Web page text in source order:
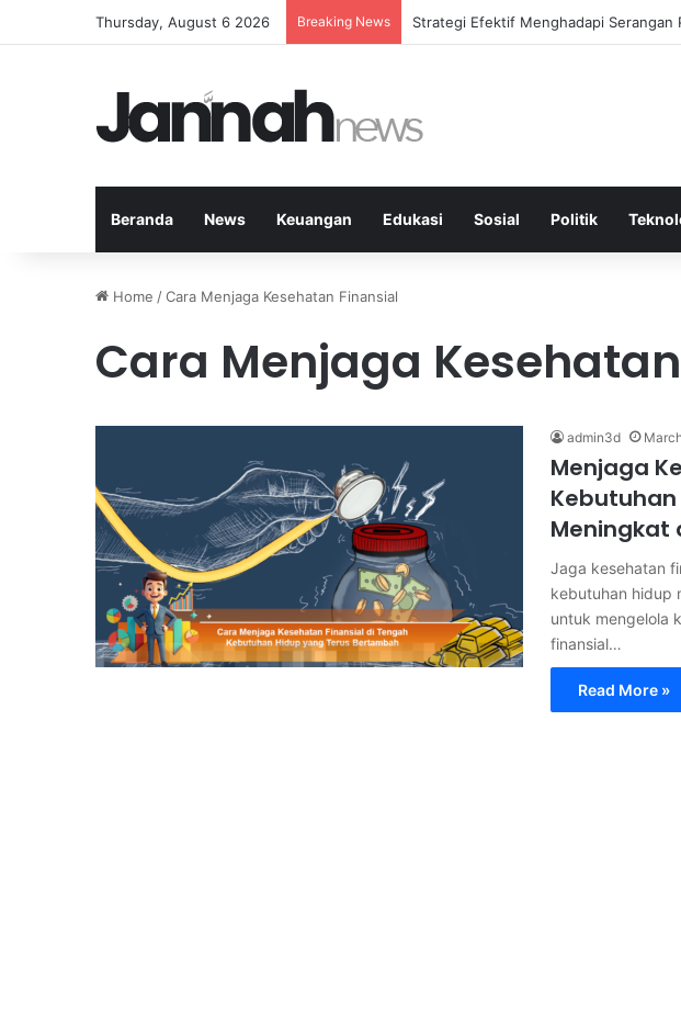
Thursday, August 6 2026 Breaking News Strategi Efektif Menghadapi Serangan
Beranda News Keuangan Edukasi Sosial Politik
Home /Cara Menjaga Kesehatan Finansial
Cara Menjaga
admin3d
Menjaga
Kebutuhan
Meningkat
Jaga kesehatan
kebutuhan hidup
untuk mengelola
finansial…
Read More »